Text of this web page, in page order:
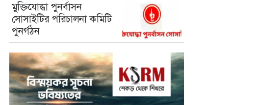
মুক্তিযোদ্ধা পুনর্বাসন
সোসাইটির পরিচালনা কমিটি
পুনর্গঠন